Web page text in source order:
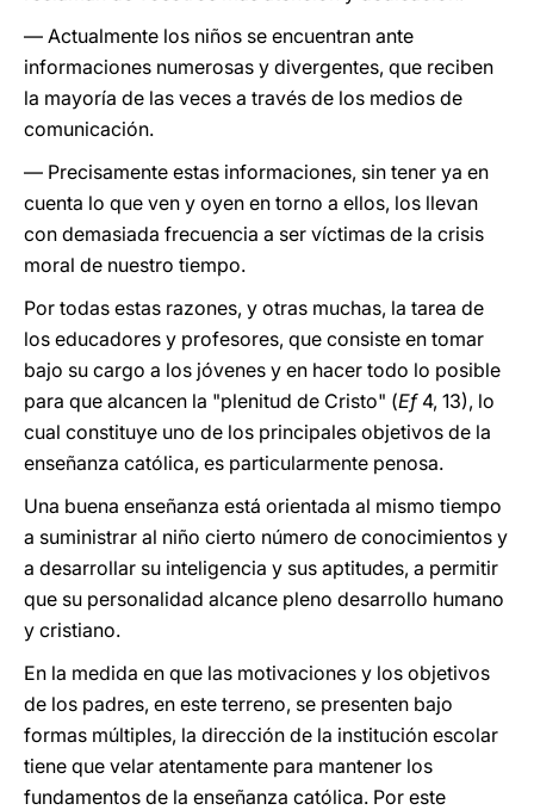
— Actualmente los niños se encuentran ante
informaciones numerosas y divergentes, que reciben
la mayoría de las veces a través de los medios de
comunicación.
— Precisamente estas informaciones, sin tener ya en
cuenta lo que ven y oyen en torno a ellos, los llevan
con demasiada frecuencia a ser víctimas de la crisis
moral de nuestro tiempo.
Por todas estas razones, y otras muchas, la tarea de
los educadores y profesores, que consiste en tomar
bajo su cargo a los jóvenes y en hacer todo lo posible
para que alcancen la "plenitud de Cristo" (Ef4, 13), lo
cual constituye uno de los principales objetivos de la
enseñanza católica, es particularmente penosa.
Una buena enseñanza está orientada al mismo tiempo
a suministrar al niño cierto número de conocimientos y
a desarrollar su inteligencia y sus aptitudes, a permitir
que su personalidad alcance pleno desarrollo humano
y cristiano.
En la medida en que las motivaciones y los objetivos
de los padres, en este terreno, se presenten bajo
formas múltiples, la dirección de la institución escolar
tiene que velar atentamente para mantener los
fundamentos de la enseñanza católica. Por este